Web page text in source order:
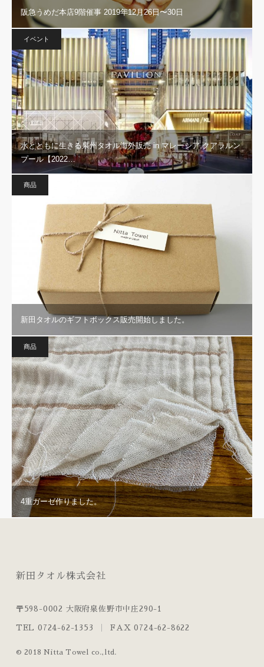
阪急うめだ本店9階催事 2019年12月26日〜30日
イベント
水とともに生きる泉州タオル海外販売 in マレーシア,クアラルン
プール【2022…
商品
新田タオルのギフトボックス販売開始しました。
商品
4重ガーゼ作りました。
新田タオル株式会社
〒598-0002 大阪府泉佐野市中庄290-1
TEL 0724-62-1353 FAX 0724-62-8622
© 2018 Nitta Towel co.,ltd.